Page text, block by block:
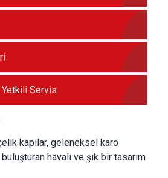
Yetkili Servis
kapılar, geleneksel karo
havalı ve şık bir tasarım